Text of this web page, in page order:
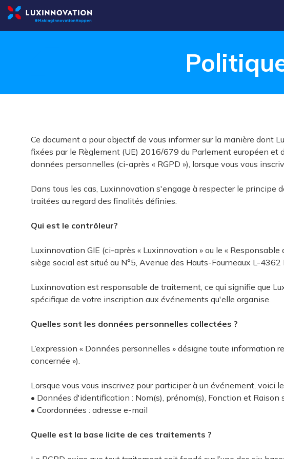
Ce document a pour objectif de vous informer sur la manière dont
fixées par le Règlement (UE) 2016/679 du Parlement européen
données personnelles (ci-après « RGPD »), lorsque vous vous
Dans tous les cas, Luxinnovation s'engage à respecter le
traitées au regard des finalités définies.
Qui est le contrôleur?
Luxinnovation GIE (ci-après « Luxinnovation » ou le «
siège social est situé au N°5, Avenue des Hauts-Fourneaux L-4362
Luxinnovation est responsable de traitement, ce qui signifie que
spécifique de votre inscription aux événements qu'elle organise.
L’expression « Données personnelles » désigne toute
concernée »).
Lorsque vous vous inscrivez pour participer à un événement, voici
• Données d'identification : Nom(s), prénom(s), Fonction et Raison
• Coordonnées : adresse e-mail